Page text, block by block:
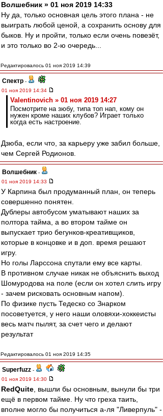
Волшебник » 01 ноя 2019 14:33
Ну да, только основная цель этого плана - не
выиграть любой ценой, а сохранить основу для
быков. Ну и пройти, только если очень повезёт,
и это только во 2-ю очередь...
Редактировалось 01 ноя 2019 14:39
Спектр -
01 ноя 2019 14:34
Valentinovich » 01 ноя 2019 14:27
Посмотрите на зюбу, типа топ нап, кому он
нужен кроме наших клубов? Играет только
когда есть настроение.
Дзюба, если что, за карьеру уже забил больше,
чем Сергей Родионов.
Волшебник -
01 ноя 2019 14:33
У Карпина был продуманный план, он теперь
совершенно понятен.
Дублеры автобусом уматывают наших за
полтора тайма, а во втором тайме он
выпускает трио бегунков-креативщиков,
которые в концовке и в доп. время решают
игру.
Но голы Ларссона спутали ему все карты.
В противном случае никак не объяснить выход
Шомуродова на поле (если он хотел слить игру
- зачем рисковать основным напом).
По физике пусть Тедеско со Знарком
посоветуется, у него наши оловяхи-хоккеисты
весь матч пылят, за счет чего и делают
результат
Редактировалось 01 ноя 2019 14:35
Superfuzz -
01 ноя 2019 14:30
RedQuite , вышли бы основным, вынули бы три
ещё в первом тайме. Ну что греха таить,
вполне могло бы получиться а-ля "Ливерпуль" -